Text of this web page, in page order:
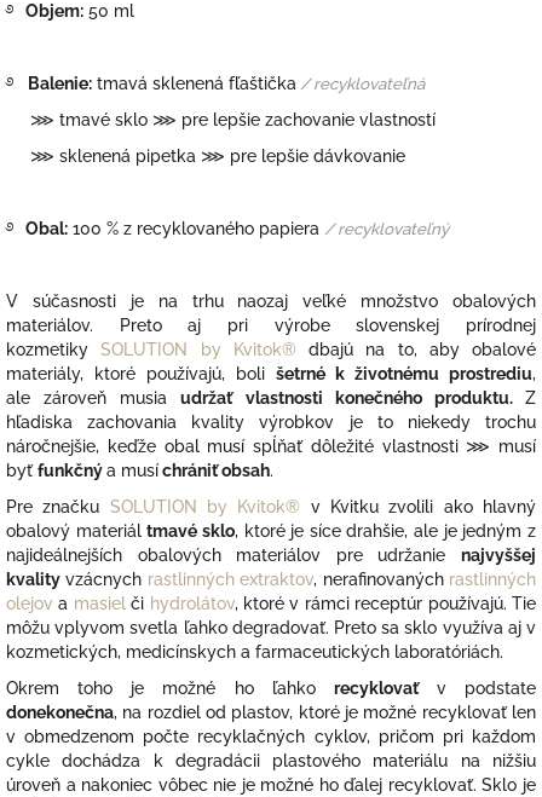
࿔ Objem: 50 ml
࿔ Balenie: tmavá sklenená fľaštička / recyklovateľná
⋙ tmavé sklo ⋙ pre lepšie zachovanie vlastností
⋙ sklenená pipetka ⋙ pre lepšie dávkovanie
࿔ Obal: 100 % z recyklovaného papiera / recyklovateľný
V súčasnosti je na trhu naozaj veľké množstvo obalových
materiálov. Preto aj pri výrobe slovenskej prírodnej
kozmetikySOLUTION by Kvitok® dbajú na to, aby obalové
materiály, ktoré používajú, boli šetrné k životnému prostrediu,
ale zároveň musiaudržať vlastnosti konečného produktu.Z
hľadiska zachovania kvality výrobkov je to niekedy trochu
náročnejšie, keďže obal musí spĺňať dôležité vlastnosti ⋙ musí
byťfunkčnýa musíchrániť obsah.
Pre značku SOLUTION by Kvitok®
v Kvitku zvolili ako hlavný
obalový materiáltmavé sklo, ktoré je síce drahšie, ale je jedným z
najideálnejších obalových materiálov pre udržanie najvyššej
kvality vzácnych rastlinných extraktov, nerafinovaných rastlinných
olejova masiel či hydrolátov, ktoré v rámci receptúr používajú. Tie
môžu vplyvom svetla ľahko degradovať. Preto sa sklo využíva aj v
kozmetických, medicínskych a farmaceutických laboratóriách.
Okrem toho je možné ho ľahko recyklovaťv podstate
donekonečna, na rozdiel od plastov, ktoré je možné recyklovať len
v obmedzenom počte recyklačných cyklov, pričom pri každom
cykle dochádza k degradácii plastového materiálu na nižšiu
úroveň a nakoniec vôbec nie je možné ho ďalej recyklovať. Sklo je